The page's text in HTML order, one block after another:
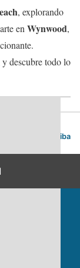
, explorando
en Wynwood,
descubre todo lo
Volver arriba